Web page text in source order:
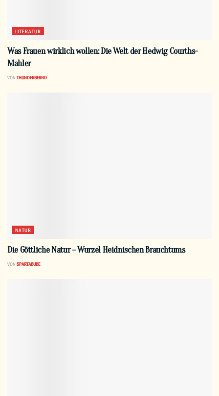
LITERATUR
Was Frauen wirklich wollen: Die Welt der Hedwig Courths-
Mahler
VON THUNDERBERND
NATUR
Die Göttliche Natur – Wurzel Heidnischen Brauchtums
VON SPARTABUBE